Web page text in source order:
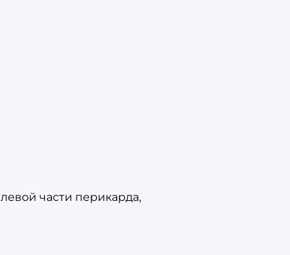
части перикарда,